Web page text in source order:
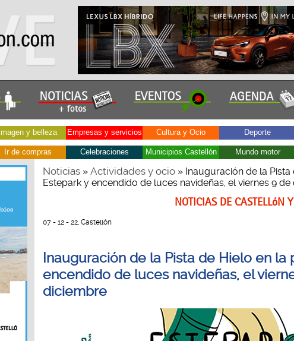
Imagen y belleza Empresas y servicios Cultura y Ocio Deporte
Ir de compras Celebraciones Municipios Castellón Mundo motor
Noticias» Actividades y ocio» Inauguración de la Pista
Estepark y encendido de luces navideñas, el viernes 9
NOTICIAS DE CASTELLóN
07 - 12 - 22, Castellón
Inauguración de la Pista de Hielo en la
encendido de luces navideñas, el
diciembre